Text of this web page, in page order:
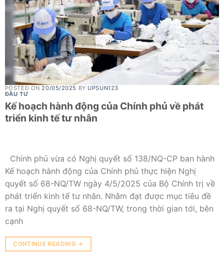
POSTED ON20/05/2025 BY UPSUN123
ĐẦU TƯ
Kế hoạch hành động của Chính phủ về phát
triển kinh tế tư nhân
Chính phủ vừa có Nghị quyết số 138/NQ-CP ban hành
Kế hoạch hành động của Chính phủ thực hiện Nghị
quyết số 68-NQ/TW ngày 4/5/2025 của Bộ Chính trị về
phát triển kinh tế tư nhân. Nhằm đạt được mục tiêu đề
ra tại Nghị quyết số 68-NQ/TW, trong thời gian tới, bên
cạnh
CONTINUE READING →